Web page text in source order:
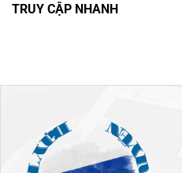
TRUY CẬP NHANH